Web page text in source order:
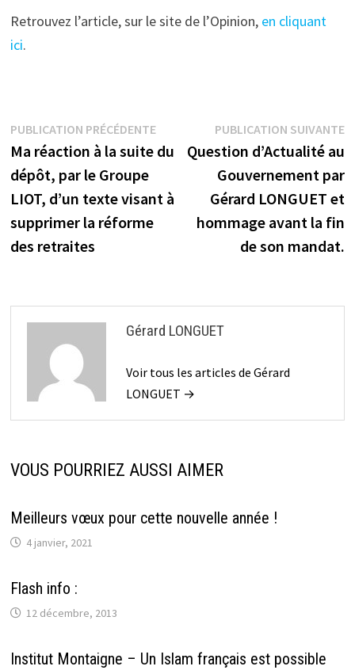
Retrouvez l’article, sur le site de l’Opinion, en cliquant
ici.
Navigation
de
l’article
PUBLICATION PRÉCÉDENTEPublication
précédente :
Ma réaction à la suite du
dépôt, par le Groupe
LIOT, d’un texte visant à
supprimer la réforme
des retraites
PUBLICATION SUIVANTE
Question d’Actualité au
Gouvernement par
Gérard LONGUET et
hommage avant la fin
de son mandat.
Gérard LONGUET
Voir tous les articles de Gérard
LONGUET →
VOUS POURRIEZ AUSSI AIMER
Meilleurs vœux pour cette nouvelle année !
4 janvier, 2021
Flash info :
12 décembre, 2013
Institut Montaigne – Un Islam français est possible